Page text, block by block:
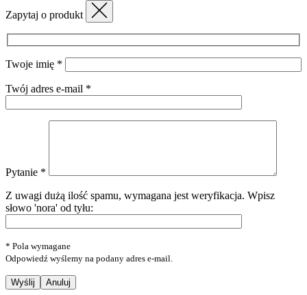
Zapytaj o produkt
Twoje imię *
Twój adres e-mail *
Pytanie *
Z uwagi dużą ilość spamu, wymagana jest weryfikacja. Wpisz
słowo 'nora' od tyłu:
* Pola wymagane
Odpowiedź wyślemy na podany adres e-mail.
Anuluj